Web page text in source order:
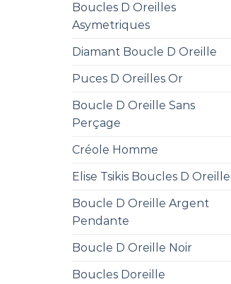
Boucles D Oreilles
Asymetriques
Diamant Boucle D Oreille
Puces D Oreilles Or
Boucle D Oreille Sans
Perçage
Créole Homme
Elise Tsikis Boucles D Oreille
Boucle D Oreille Argent
Pendante
Boucle D Oreille Noir
Boucles Doreille